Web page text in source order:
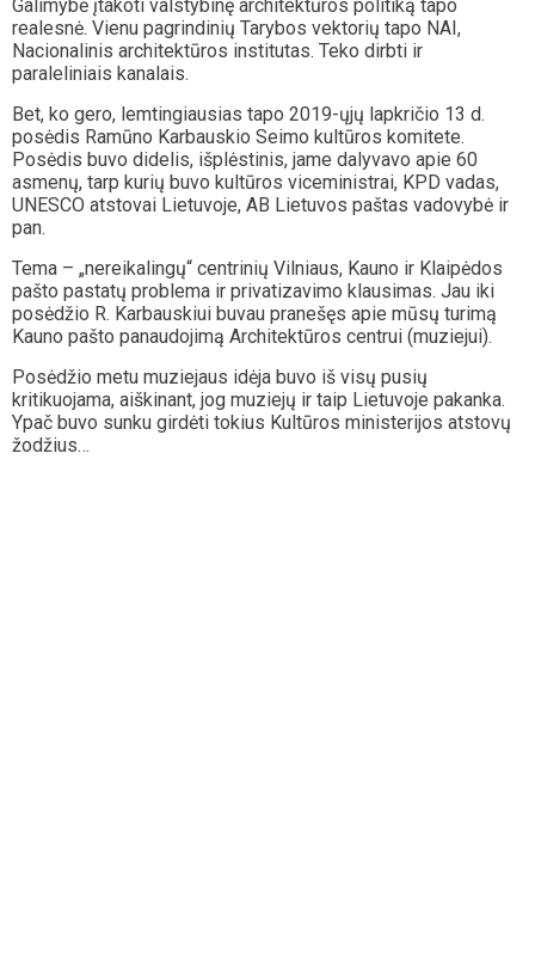
Galimybė įtakoti valstybinę architektūros politiką tapo
realesnė. Vienu pagrindinių Tarybos vektorių tapo NAI,
Nacionalinis architektūros institutas. Teko dirbti ir
paraleliniais kanalais.
Bet, ko gero, lemtingiausias tapo 2019-ųjų lapkričio 13 d.
posėdis Ramūno Karbauskio Seimo kultūros komitete.
Posėdis buvo didelis, išplėstinis, jame dalyvavo apie 60
asmenų, tarp kurių buvo kultūros viceministrai, KPD vadas,
UNESCO atstovai Lietuvoje, AB Lietuvos paštas vadovybė ir
pan.
Tema – „nereikalingų“ centrinių Vilniaus, Kauno ir Klaipėdos
pašto pastatų problema ir privatizavimo klausimas. Jau iki
posėdžio R. Karbauskiui buvau pranešęs apie mūsų turimą
Kauno pašto panaudojimą Architektūros centrui (muziejui).
Posėdžio metu muziejaus idėja buvo iš visų pusių
kritikuojama, aiškinant, jog muziejų ir taip Lietuvoje pakanka.
Ypač buvo sunku girdėti tokius Kultūros ministerijos atstovų
žodžius…